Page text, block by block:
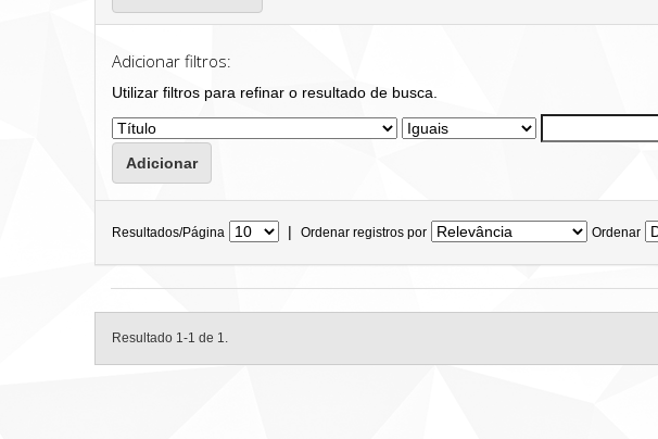
Adicionar filtros:
Utilizar filtros para refinar o resultado de busca.
Resultados/Página | Ordenar registros por Ordenar
Resultado 1-1 de 1.